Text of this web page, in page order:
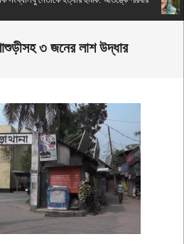
৩ জনের লাশ উদ্ধার